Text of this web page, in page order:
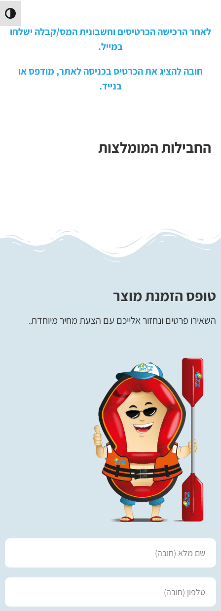
לאחר הרכישה הכרטיסים וחשבונית המס/קבלה ישלחו
במייל.
חובה להציג את הכרטיס בכניסה לאתר, מודפס או
בנייד.
החבילות המומלצות
טופס הזמנת מוצר
השאירו פרטים ונחזור אלייכם עם הצעת מחיר מיוחדת.